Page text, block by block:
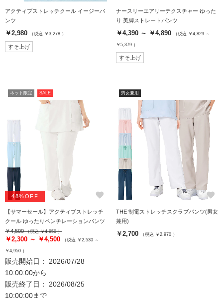
アクティブストレッチクール イージーパ
ンツ
￥2,980 （税込 ￥3,278 ）
すそ上げ
ナースリーエアリーテクスチャー ゆった
り 美脚ストレートパンツ
￥4,390 ～ ￥4,890 （税込 ￥4,829 ～
￥5,379 ）
すそ上げ
ネット限定 SALE
48%OFF favorite
【サマーセール】アクティブストレッチ
クール ゆったりベンチレーションパンツ
￥4,500（税込 ￥4,950 ）
￥2,300 ～ ￥4,500 （税込 ￥2,530 ～
￥4,950 ）
販売開始日： 2026/07/28
10:00:00から
販売終了日： 2026/08/25
10:00:00まで
男女兼用
favorite
THE 制電ストレッチスクラブパンツ(男女
兼用)
￥2,700 （税込 ￥2,970 ）